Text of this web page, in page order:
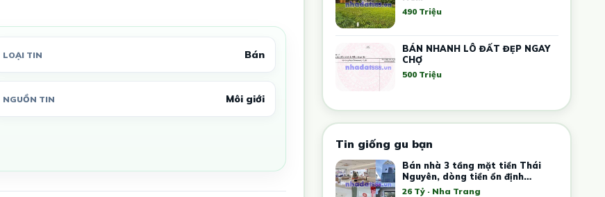
LOẠI TIN Bán
NGUỒN TIN Môi giới
490 Triệu
BÁN NHANH LÔ ĐẤT ĐẸP NGAY
CHỢ
500 Triệu
Tin giống gu bạn
Bán nhà 3 tầng mặt tiền Thái
Nguyên, dòng tiền ổn định
35tr/tháng
26 Tỷ · Nha Trang